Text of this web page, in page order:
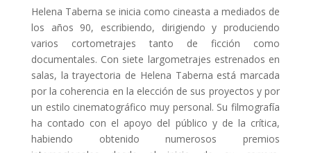
Helena Taberna se inicia como cineasta a mediados de
los años 90, escribiendo, dirigiendo y produciendo
varios cortometrajes tanto de ficción como
documentales. Con siete largometrajes estrenados en
salas, la trayectoria de Helena Taberna está marcada
por la coherencia en la elección de sus proyectos y por
un estilo cinematográfico muy personal. Su filmografía
ha contado con el apoyo del público y de la crítica,
habiendo obtenido numerosos premios